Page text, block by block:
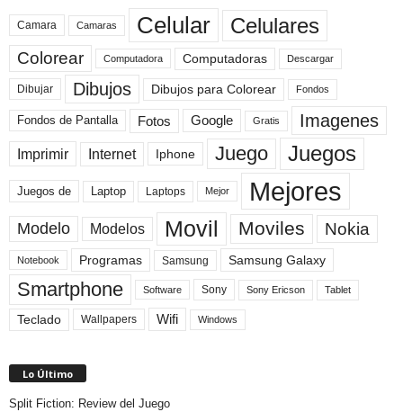
Camara Camaras Celular Celulares
Colorear Computadora Computadoras Descargar
Dibujar Dibujos Dibujos para Colorear Fondos
Fondos de Pantalla Fotos Google Gratis Imagenes
Imprimir Internet Iphone Juego Juegos
Juegos de Laptop Laptops Mejor Mejores
Modelo Modelos Movil Moviles Nokia
Notebook Programas Samsung Samsung Galaxy
Smartphone Software Sony Sony Ericson Tablet
Teclado Wallpapers Wifi Windows
Lo Último
Split Fiction: Review del Juego